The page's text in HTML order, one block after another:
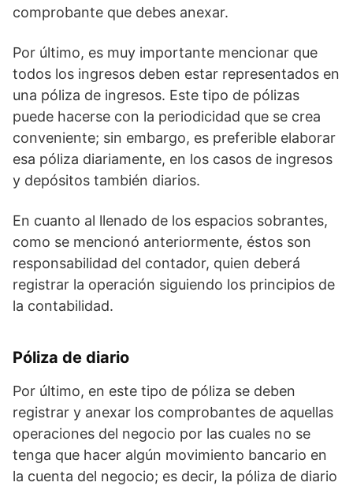
comprobante que debes anexar.
Por último, es muy importante mencionar que
todos los ingresos deben estar representados en
una póliza de ingresos. Este tipo de pólizas
puede hacerse con la periodicidad que se crea
conveniente; sin embargo, es preferible elaborar
esa póliza diariamente, en los casos de ingresos
y depósitos también diarios.
En cuanto al llenado de los espacios sobrantes,
como se mencionó anteriormente, éstos son
responsabilidad del contador, quien deberá
registrar la operación siguiendo los principios de
la contabilidad.
Póliza de diario
Por último, en este tipo de póliza se deben
registrar y anexar los comprobantes de aquellas
operaciones del negocio por las cuales no se
tenga que hacer algún movimiento bancario en
la cuenta del negocio; es decir, la póliza de diario